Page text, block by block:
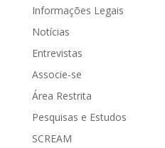
Informações Legais
Notícias
Entrevistas
Associe-se
Área Restrita
Pesquisas e Estudos
SCREAM